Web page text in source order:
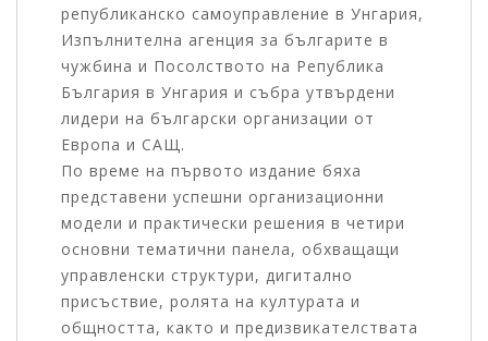
републиканско самоуправление в Унгария,
Изпълнителна агенция за българите в
чужбина и Посолството на Република
България в Унгария и събра утвърдени
лидери на български организации от
Европа и САЩ.
По време на първото издание бяха
представени успешни организационни
модели и практически решения в четири
основни тематични панела, обхващащи
управленски структури, дигитално
присъствие, ролята на културата и
общността, както и предизвикателствата